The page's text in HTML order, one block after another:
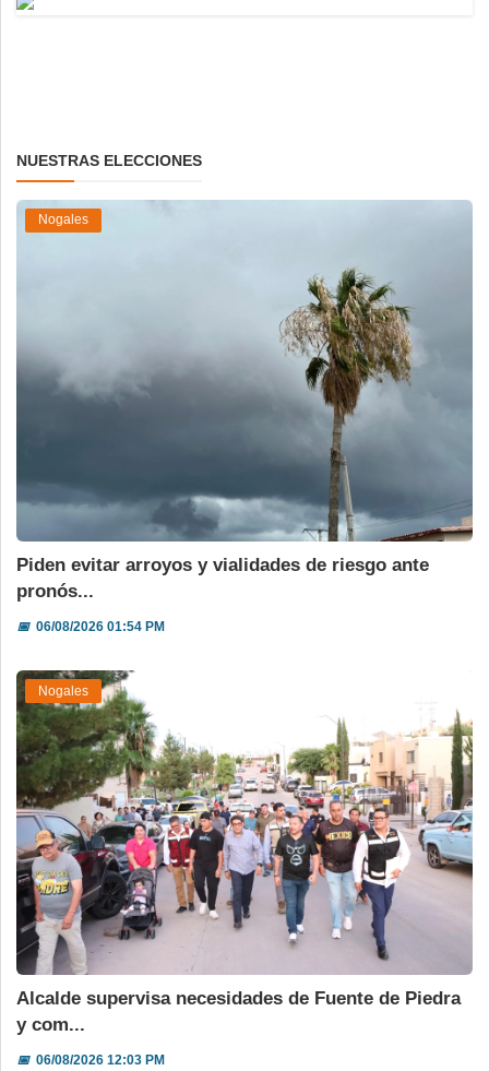
NUESTRAS ELECCIONES
Nogales
Piden evitar arroyos y vialidades de riesgo ante
pronós...
📅06/08/2026 01:54 PM
Nogales
Alcalde supervisa necesidades de Fuente de Piedra
y com...
📅06/08/2026 12:03 PM